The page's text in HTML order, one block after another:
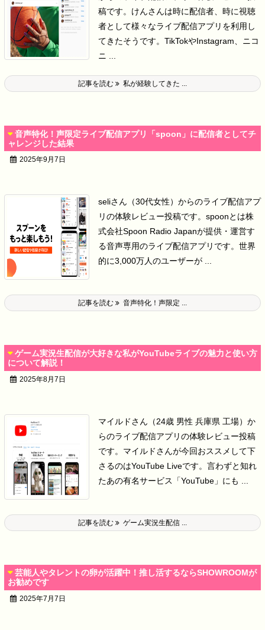
稿です。 けんさんは時に配信者、時に視聴
者として様々なライブ配信アプリを利用し
てきたそうです。 TikTokやInstagram、ニコ
ニ ...
記事を読む 私が経験してきた ...
音声特化！声限定ライブ配信アプリ「spoon」に配信者としてチ
ャレンジした結果
2025年9月7日
seliさん（30代女性）からのライブ配信アプ
リの体験レビュー投稿です。 spoonとは株
式会社Spoon Radio Japanが提供・運営す
る音声専用のライブ配信アプリです。 世界
的に3,000万人のユーザーが ...
記事を読む 音声特化！声限定 ...
ゲーム実況生配信が大好きな私がYouTubeライブの魅力と使い方
について解説！
2025年8月7日
マイルドさん（24歳 男性 兵庫県 工場）か
らのライブ配信アプリの体験レビュー投稿
です。 マイルドさんが今回おススメして下
さるのはYouTube Liveです。 言わずと知れ
たあの有名サービス「YouTube」にも ...
記事を読む ゲーム実況生配信 ...
芸能人やタレントの卵が活躍中！推し活するならSHOWROOMが
お勧めです
2025年7月7日